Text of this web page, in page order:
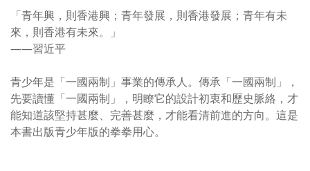
「青年興，則香港興；青年發展，則香港發展；青年有未
來，則香港有未來。」
——習近平
青少年是「一國兩制」事業的傳承人。傳承「一國兩制」，
先要讀懂「一國兩制」，明瞭它的設計初衷和歷史脈絡，才
能知道該堅持甚麼、完善甚麼，才能看清前進的方向。這是
本書出版青少年版的拳拳用心。